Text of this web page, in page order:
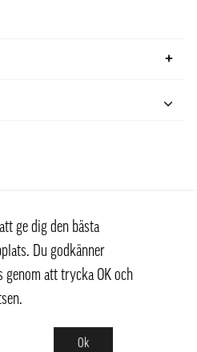
ge dig den bästa
Du godkänner
genom att trycka OK och
Ok